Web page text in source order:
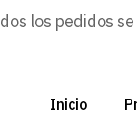
los pedidos
Inicio